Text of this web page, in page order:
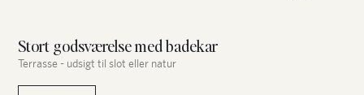
Stort godsværelse med badekar
Terrasse - udsigt til slot eller natur